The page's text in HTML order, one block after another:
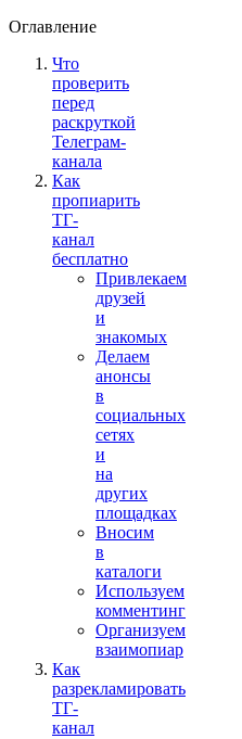
Оглавление
Что
проверить
перед
раскруткой
Телеграм-
канала
Как
пропиарить
ТГ-
канал
бесплатно
Привлекаем
друзей
и
знакомых
Делаем
анонсы
в
социальных
сетях
и
на
других
площадках
Вносим
в
каталоги
Используем
комментинг
Организуем
взаимопиар
Как
разрекламировать
ТГ-
канал